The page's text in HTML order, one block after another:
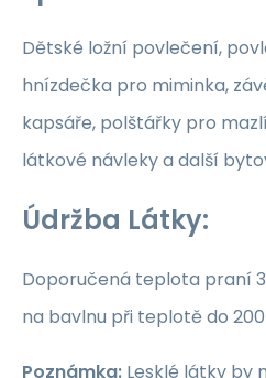
Dětské ložní povlečení,
hnízdečka pro miminka,
kapsáře, polštářky pro
látkové návleky a další
Údržba Látky:
Doporučená teplota praní
na bavlnu při teplotě do
Poznámka: Lesklé látky by